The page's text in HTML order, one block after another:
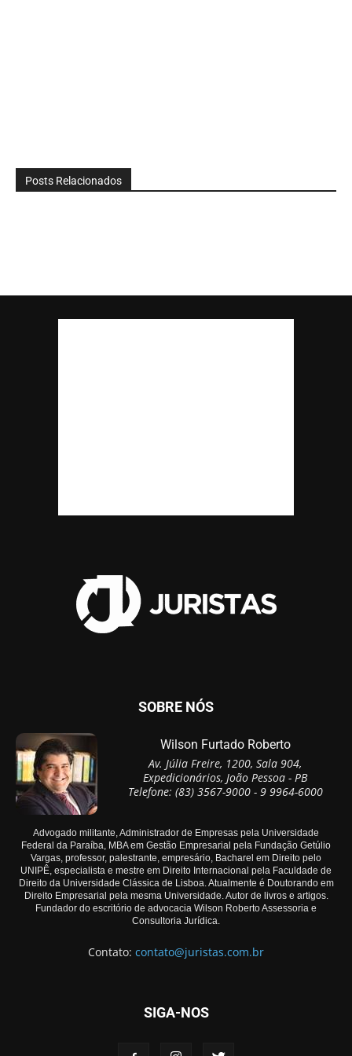
Posts Relacionados
SOBRE NÓS
Wilson Furtado Roberto
Av. Júlia Freire, 1200, Sala 904,
Expedicionários, João Pessoa - PB
Telefone: (83) 3567-9000 - 9 9964-6000
Advogado militante, Administrador de Empresas pela Universidade
Federal da Paraíba, MBA em Gestão Empresarial pela Fundação Getúlio
Vargas, professor, palestrante, empresário, Bacharel em Direito pelo
UNIPÊ, especialista e mestre em Direito Internacional pela Faculdade de
Direito da Universidade Clássica de Lisboa. Atualmente é Doutorando em
Direito Empresarial pela mesma Universidade. Autor de livros e artigos.
Fundador do escritório de advocacia Wilson Roberto Assessoria e
Consultoria Jurídica.
Contato: contato@juristas.com.br
SIGA-NOS